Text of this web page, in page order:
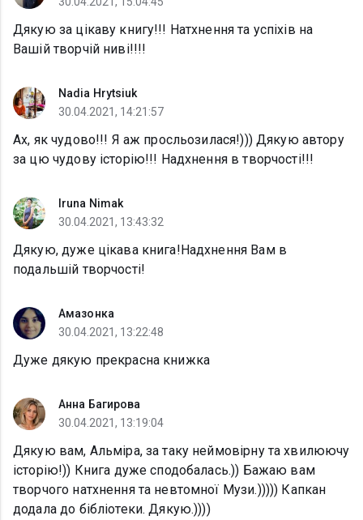
Дякую за цікаву книгу!!! Натхнення та успіхів на
Вашій творчій ниві!!!!
Nadia Hrytsiuk
30.04.2021, 14:21:57
Ах, як чудово!!! Я аж просльозилася!))) Дякую автору
за цю чудову історію!!! Надхнення в творчості!!!
Iruna Nimak
30.04.2021, 13:43:32
Дякую, дуже цікава книга!Надхнення Вам в
подальшій творчості!
Амазонка
30.04.2021, 13:22:48
Дуже дякую прекрасна книжка
Анна Багирова
30.04.2021, 13:19:04
Дякую вам, Альміра, за таку неймовірну та хвилюючу
історію!)) Книга дуже сподобалась.)) Бажаю вам
творчого натхнення та невтомної Музи.))))) Капкан
додала до бібліотеки. Дякую.))))